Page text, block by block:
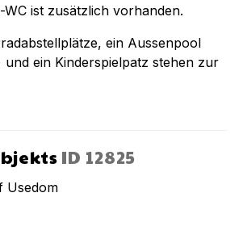
WC ist zusätzlich vorhanden.
ein Aussenpool
und ein Kinderspielpatz stehen zur
ID 12825
Usedom